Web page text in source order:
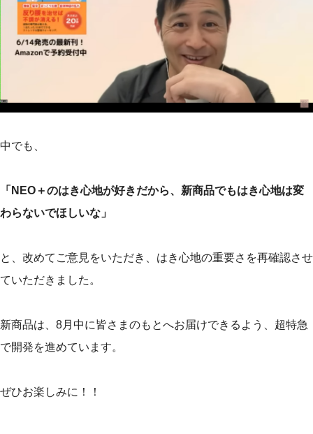
中でも、
「NEO＋のはき心地が好きだから、新商品でもはき心地は変
わらないでほしいな」
と、改めてご意見をいただき、はき心地の重要さを再確認させ
ていただきました。
新商品は、8月中に皆さまのもとへお届けできるよう、超特急
で開発を進めています。
ぜひお楽しみに！！